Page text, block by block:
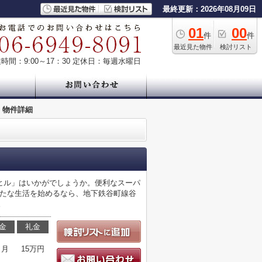
最終更新：2026年08月09日
01件
最近見た物件
00件
検討リスト
間：9:00～17：30 定休日：毎週水曜日
物件詳細
」はいかがでしょうか。便利なスーパ
な生活を始めるなら、地下鉄谷町線谷
礼金
15万円